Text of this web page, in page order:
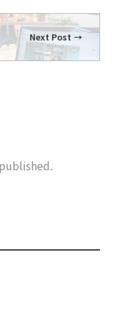
Next Post